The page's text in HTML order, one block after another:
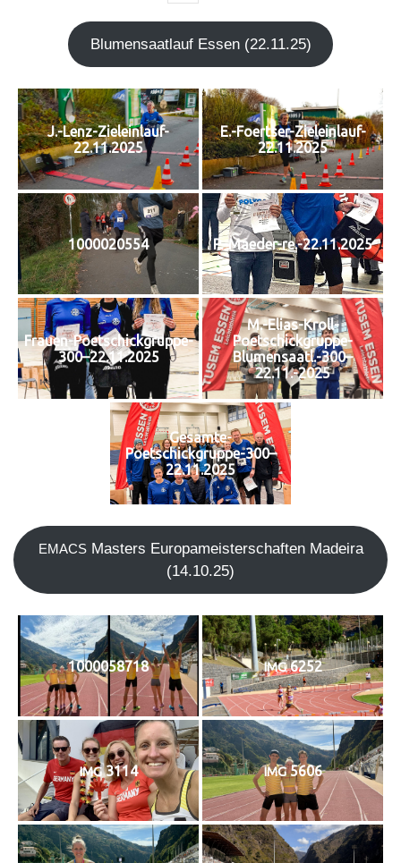
Blu­men­saat­lauf Essen (22.11.25)
J.-Lenz-Zieleinlauf-
22.11.2025
E.-Foertser-Zieleinlauf-
22.11.2025
1000020554 P.-Maeder-re.-22.11.2025
Frauen-Poetschickgruppe-
300–22.11.2025
M.-Elias-Kroll-
Poetschickgruppe-
Blumensaatl.-300–
22.11.-2025
Gesamte-
Poetschickgruppe-300–
22.11.2025
EMACSMas­ters Euro­pa­meis­ter­schaf­ten Madei­ra
(14.10.25)
1000058718 IMG6252
IMG3114 IMG5606